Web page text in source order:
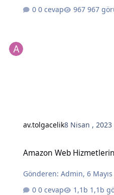
0 cevap
967
av.tolgacelik8 Nisan , 2023
Amazon Web
Gönderen:Admin,6
0 cevap
1,1b